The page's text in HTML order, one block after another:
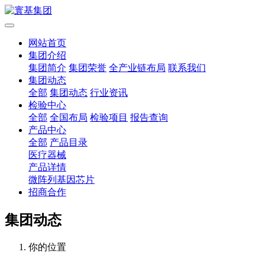
网站首页
集团介绍
集团简介 集团荣誉 全产业链布局 联系我们
集团动态
全部 集团动态 行业资讯
检验中心
全部 全国布局 检验项目 报告查询
产品中心
全部 产品目录
医疗器械
产品详情
微阵列基因芯片
招商合作
集团动态
你的位置